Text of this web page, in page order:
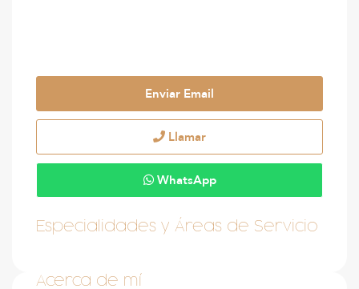
Enviar Email
Llamar
WhatsApp
Especialidades y Áreas de Servicio
Acerca de mí